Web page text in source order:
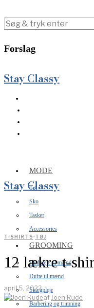
Forslag
Stay Classy
MODE
Tøj
Sko
Tasker
Accessories
GROOMING
Hudpleje til mænd
Dufte til mænd
Skægpleje
Barbering og trimning
Stay Classy
T-SHIRTS·TØJ
12 lækre t-
april 5, 2022
afJoen Rude